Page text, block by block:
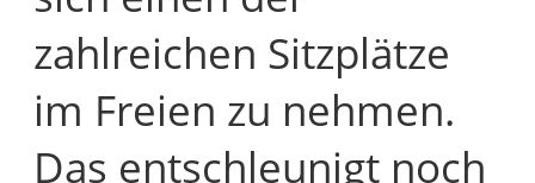
zahlreichen Sitzplätze
im Freien zu nehmen.
Das entschleunigt noch